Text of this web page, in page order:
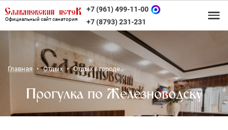
Официальный сайт санатория
+7 (961) 499-11-00
+7 (8793) 231-231
Главная Отдых Отдых в городе
Прогулка по Железноводску